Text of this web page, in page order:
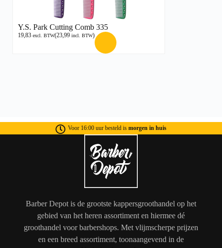
Y.S. Park Cutting Comb 335
19,83 excl. BTW(23,99 incl. BTW)
Voor 16:00 uur besteld is morgen in huis
Barber Depot is de grootste kappersgroothandel op het
gebied van het heren assortiment en hiermee dé
groothandel voor barbershops. Met vlijmscherpe prijzen
en een breed assortiment, toonaangevend in de